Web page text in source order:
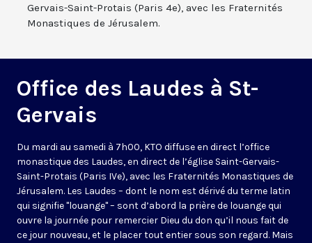
Gervais-Saint-Protais (Paris 4e), avec les Fraternités
Monastiques de Jérusalem.
Office des Laudes à St-
Gervais
Du mardi au samedi à 7h00, KTO diffuse en direct l’office
monastique des Laudes, en direct de l’église Saint-Gervais-
Saint-Protais (Paris IVe), avec les Fraternités Monastiques de
Jérusalem. Les Laudes – dont le nom est dérivé du terme latin
qui signifie "louange" – sont d’abord la prière de louange qui
ouvre la journée pour remercier Dieu du don qu’il nous fait de
ce jour nouveau, et le placer tout entier sous son regard. Mais